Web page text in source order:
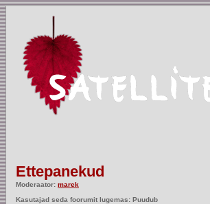
Ettepanekud
Moderaator: marek
Kasutajad seda foorumit lugemas: Puudub